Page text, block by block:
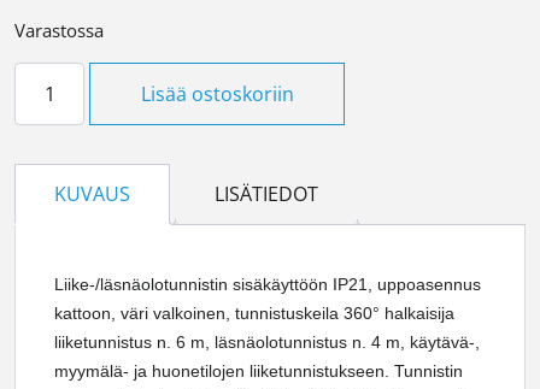
Varastossa
Lisää ostoskoriin
KUVAUS LISÄTIEDOT
Liike-/läsnäolotunnistin sisäkäyttöön IP21, uppoasennus
kattoon, väri valkoinen, tunnistuskeila 360° halkaisija
liiketunnistus n. 6 m, läsnäolotunnistus n. 4 m, käytävä-,
myymälä- ja huonetilojen liiketunnistukseen. Tunnistin